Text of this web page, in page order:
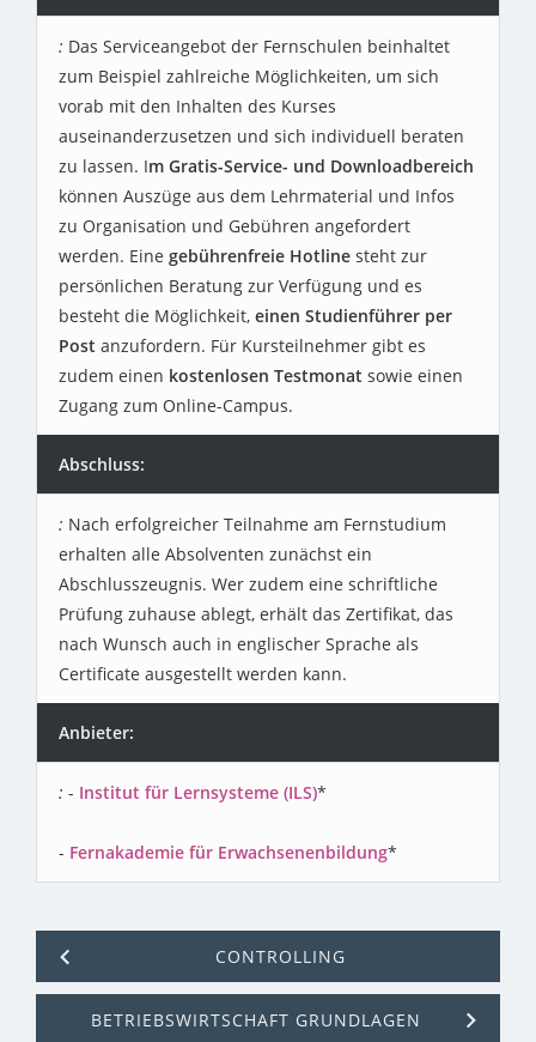
Das Serviceangebot der Fernschulen beinhaltet
zum Beispiel zahlreiche Möglichkeiten, um sich
vorab mit den Inhalten des Kurses
auseinanderzusetzen und sich individuell beraten
zu lassen. Im Gratis-Service- und Downloadbereich
können Auszüge aus dem Lehrmaterial und Infos
zu Organisation und Gebühren angefordert
werden. Eine gebührenfreie Hotline steht zur
persönlichen Beratung zur Verfügung und es
besteht die Möglichkeit, einen Studienführer per
Post anzufordern. Für Kursteilnehmer gibt es
zudem einen kostenlosen Testmonat sowie einen
Zugang zum Online-Campus.
Abschluss:
Nach erfolgreicher Teilnahme am Fernstudium
erhalten alle Absolventen zunächst ein
Abschlusszeugnis. Wer zudem eine schriftliche
Prüfung zuhause ablegt, erhält das Zertifikat, das
nach Wunsch auch in englischer Sprache als
Certificate ausgestellt werden kann.
Anbieter:
- Institut für Lernsysteme (ILS)*
- Fernakademie für Erwachsenenbildung*
CONTROLLING
BETRIEBSWIRTSCHAFT GRUNDLAGEN